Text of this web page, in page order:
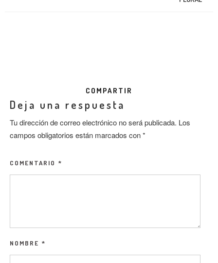
COMPARTIR
Deja una respuesta
Tu dirección de correo electrónico no será publicada. Los
campos obligatorios están marcados con*
COMENTARIO *
NOMBRE *